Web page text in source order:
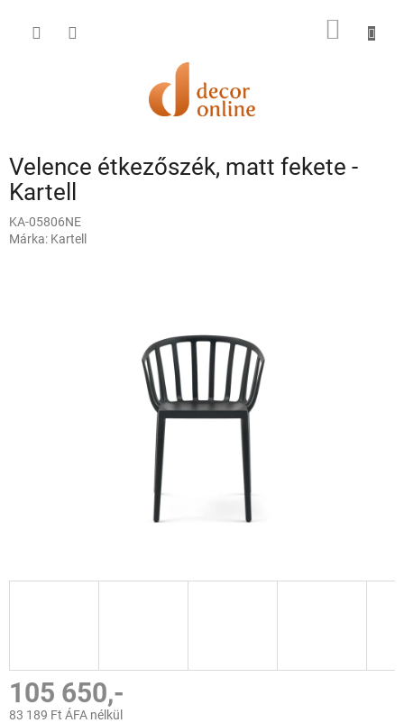
KOSÁR
Velence étkezőszék, matt fekete -
Kartell
KA-05806NE
Márka: Kartell
105 650,-
83 189 Ft ÁFA nélkül